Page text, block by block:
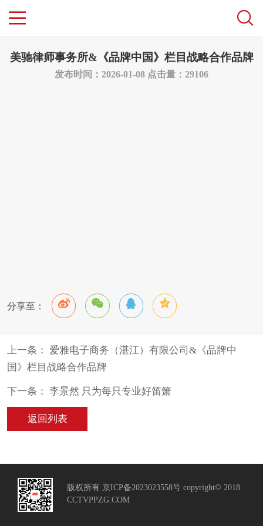
美驰律师事务所&《品牌中国》栏目战略合作品牌
发布时间：2026-01-08 点击量：29106
分享至：
上一条： 爱雅电子商务（湛江）有限公司&《品牌中
国》栏目战略合作品牌
下一条： 李景然 只为每只专业好笛箫
返回列表
版权所有 京ICP备2023023558号 copyright© 2018
CCTVPPZG.COM